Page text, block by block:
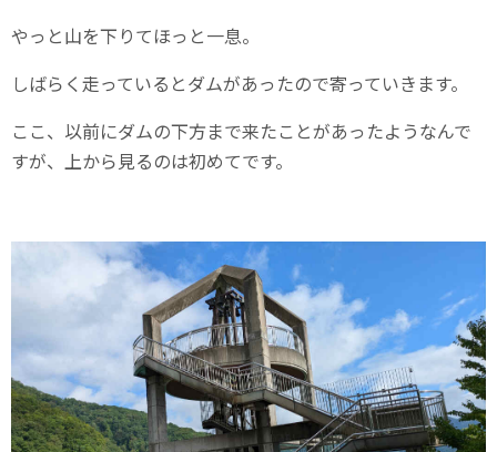
やっと山を下りてほっと一息。
しばらく走っているとダムがあったので寄っていきます。
ここ、以前にダムの下方まで来たことがあったようなんで
すが、上から見るのは初めてです。